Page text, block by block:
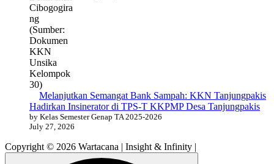
Melanjutkan Semangat Bank Sampah: KKN Tanjungpakis
Hadirkan Insinerator di TPS-T KKPMP Desa Tanjungpakis
by Kelas Semester Genap TA 2025-2026
July 27, 2026
Copyright © 2026 Wartacana | Insight & Infinity |